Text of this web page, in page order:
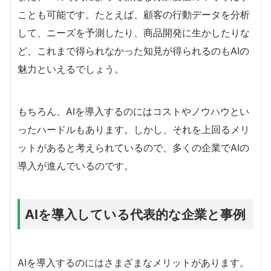
ことも可能です。たとえば、顧客の行動データを分析
して、ニーズを予測したり、商品開発に生かしたりな
ど、これまで得られなかった知見が得られるのもAIの
魅力といえるでしょう。
もちろん、AIを導入するのにはコストやノウハウとい
ったハードルもあります。しかし、それを上回るメリ
ットがあると考えられているので、多くの企業でAIの
導入が進んでいるのです。
AIを導入している代表的な企業と事例
AIを導入するのにはさまざまなメリットがあります。